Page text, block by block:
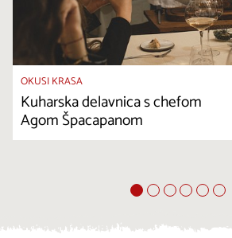
OKUSI KRASA
Kuharska delavnica s chefom
Agom Špacapanom